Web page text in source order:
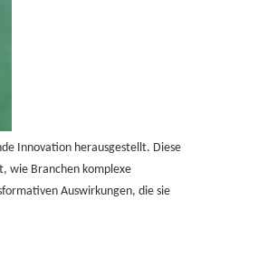
Innovation herausgestellt. Diese
wie Branchen komplexe
Auswirkungen, die sie